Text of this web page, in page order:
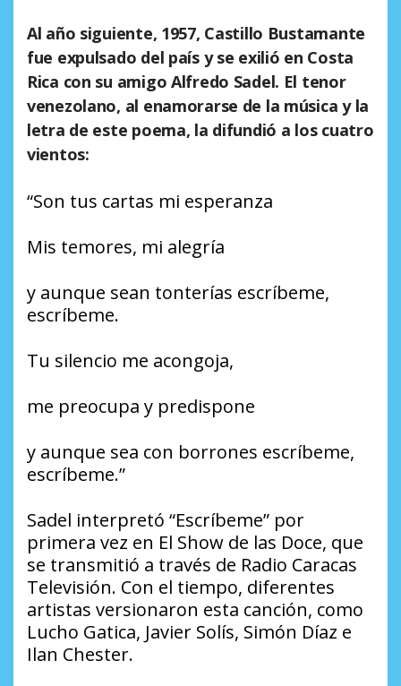
Al año siguiente, 1957, Castillo Bustamante
fue expulsado del país y se exilió en Costa
Rica con su amigo Alfredo Sadel. El tenor
venezolano, al enamorarse de la música y la
letra de este poema, la difundió a los cuatro
vientos:
“Son tus cartas mi esperanza
Mis temores, mi alegría
y aunque sean tonterías escríbeme,
escríbeme.
Tu silencio me acongoja,
me preocupa y predispone
y aunque sea con borrones escríbeme,
escríbeme.”
Sadel interpretó “Escríbeme” por
primera vez en El Show de las Doce, que
se transmitió a través de Radio Caracas
Televisión. Con el tiempo, diferentes
artistas versionaron esta canción, como
Lucho Gatica, Javier Solís, Simón Díaz e
Ilan Chester.